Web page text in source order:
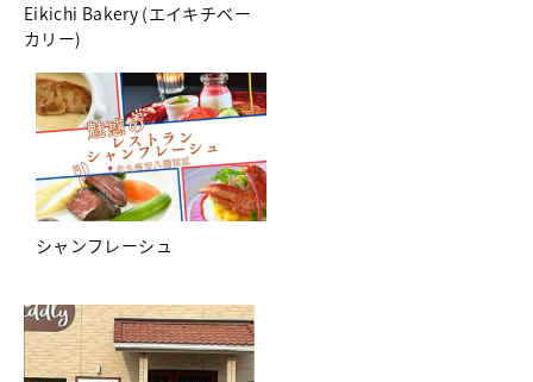
Eikichi Bakery (エイキチベー
カリー)
シャンフレーシュ